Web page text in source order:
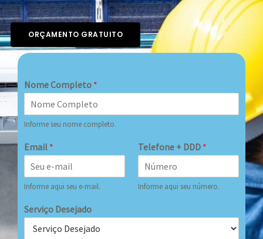
ORÇAMENTO GRATUITO
Nome Completo *
Informe seu nome completo.
Email *
Informe aqui seu e-mail.
Telefone + DDD *
Informe aqui seu número.
Serviço Desejado